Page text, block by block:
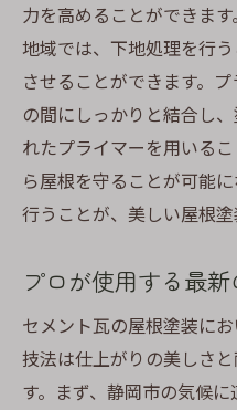
力を高めることができま
地域では、下地処理を行
させることができます。
の間にしっかりと結合し
れたプライマーを用いる
ら屋根を守ることが可能
行うことが、美しい屋根塗
プロが使用する最
セメント瓦の屋根塗装に
技法は仕上がりの美しさ
す。まず、静岡市の気候